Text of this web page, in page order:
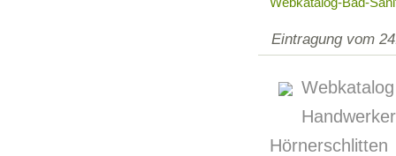
Eintragung vom